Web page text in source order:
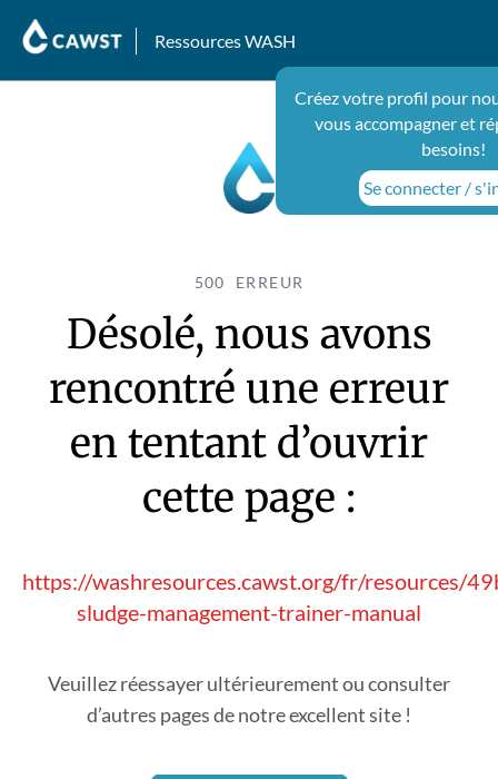
Ressources WASH
Créez votre profil pour
vous accompagner et
besoins!
Se connecter /
500 ERREUR
Désolé, nous avons
rencontré une erreur
en tentant d’ouvrir
cette page :
https://washresources.cawst.org/fr/resources/
sludge-management-trainer-manual
Veuillez réessayer ultérieurement ou consulter
d’autres pages de notre excellent site !